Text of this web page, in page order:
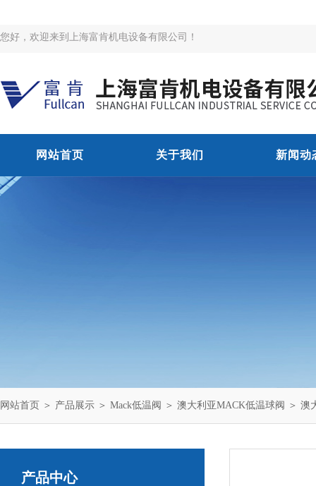
您好，欢迎来到上海富肯机电设备有限公司！
网站首页 关于我们 新闻动
网站首页 ＞ 产品展示 ＞ Mack低温阀 ＞ 澳大利亚MACK低温球阀 ＞ 澳
产品中心